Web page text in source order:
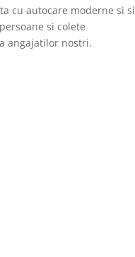
cu autocare moderne si
si colete
angajatilor nostri.